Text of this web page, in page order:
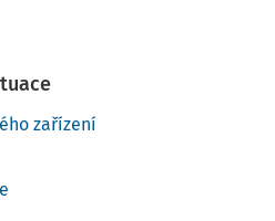
zařízení